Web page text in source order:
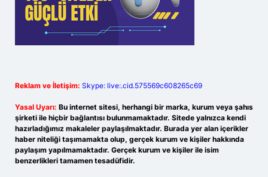
Reklam ve İletişim: Skype: live:.cid.575569c608265c69
Yasal Uyarı: Bu internet sitesi, herhangi bir marka, kurum veya şahıs
şirketi ile hiçbir bağlantısı bulunmamaktadır. Sitede yalnızca kendi
hazırladığımız makaleler paylaşılmaktadır. Burada yer alan içerikler
haber niteliği taşımamakta olup, gerçek kurum ve kişiler hakkında
paylaşım yapılmamaktadır. Gerçek kurum ve kişiler ile isim
benzerlikleri tamamen tesadüfidir.